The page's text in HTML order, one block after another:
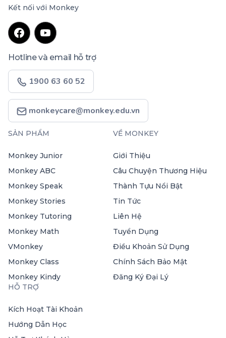
Kết nối với Monkey
Hotline và email hỗ trợ
1900 63 60 52
monkeycare@monkey.edu.vn
SẢN PHẨM
Monkey Junior
Monkey ABC
Monkey Speak
Monkey Stories
Monkey Tutoring
Monkey Math
VMonkey
Monkey Class
Monkey Kindy
VỀ MONKEY
Giới Thiệu
Câu Chuyện Thương Hiệu
Thành Tựu Nổi Bật
Tin Tức
Liên Hệ
Tuyển Dụng
Điều Khoản Sử Dụng
Chính Sách Bảo Mật
Đăng Ký Đại Lý
HỖ TRỢ
Kích Hoạt Tài Khoản
Hướng Dẫn Học